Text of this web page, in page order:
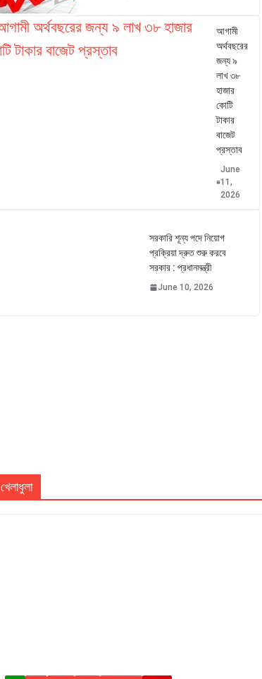
আগামী
অর্থবছরের
জন্য ৯
লাখ ৩৮
হাজার
কোটি
টাকার
বাজেট
প্রস্তাব
June
11,
2026
সরকারি শূন্য পদে নিয়োগ
প্রক্রিয়া দ্রুত শুরু করবে
সরকার : প্রধানমন্ত্রী
June 10, 2026
খেলাধুলা